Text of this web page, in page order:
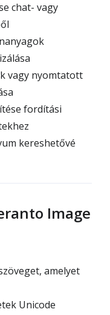
chat- vagy
vagy nyomtatott
fordítási
kereshetővé
Image
amelyet
Unicode